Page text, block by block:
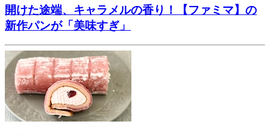
開けた途端、キャラメルの香り！【ファミマ】の
新作パンが「美味すぎ」